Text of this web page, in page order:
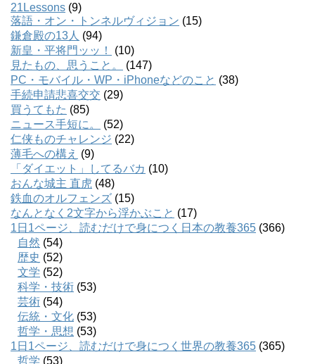
21Lessons (9)
落語・オン・トンネルヴィジョン (15)
鎌倉殿の13人 (94)
新皇・平将門ッッ！
(10)
見たもの、思うこと。
(147)
PC・モバイル・WP・iPhoneなどのこと (38)
手続申請悲喜交交 (29)
買うてもた (85)
ニュース手短に。
(52)
仁侠ものチャレンジ (22)
薄毛への構え (9)
「ダイエット」してるバカ (10)
おんな城主 直虎 (48)
鉄血のオルフェンズ (15)
なんとなく2文字から浮かぶこと (17)
1日1ページ、読むだけで身につく日本の教養365 (366)
自然 (54)
歴史 (52)
文学 (52)
科学・技術 (53)
芸術 (54)
伝統・文化 (53)
哲学・思想 (53)
1日1ページ、読むだけで身につく世界の教養365 (365)
哲学 (53)